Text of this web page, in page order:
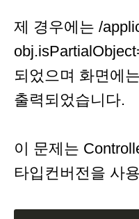
제 경우에는 /
되었으며 화면에
출력되었습니다.
이 문제는
타입컨버전을 사